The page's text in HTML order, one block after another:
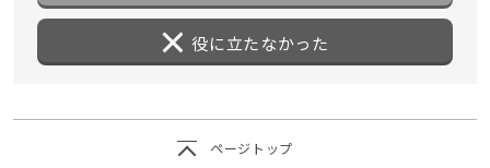
役に立たなかった
ページトップ